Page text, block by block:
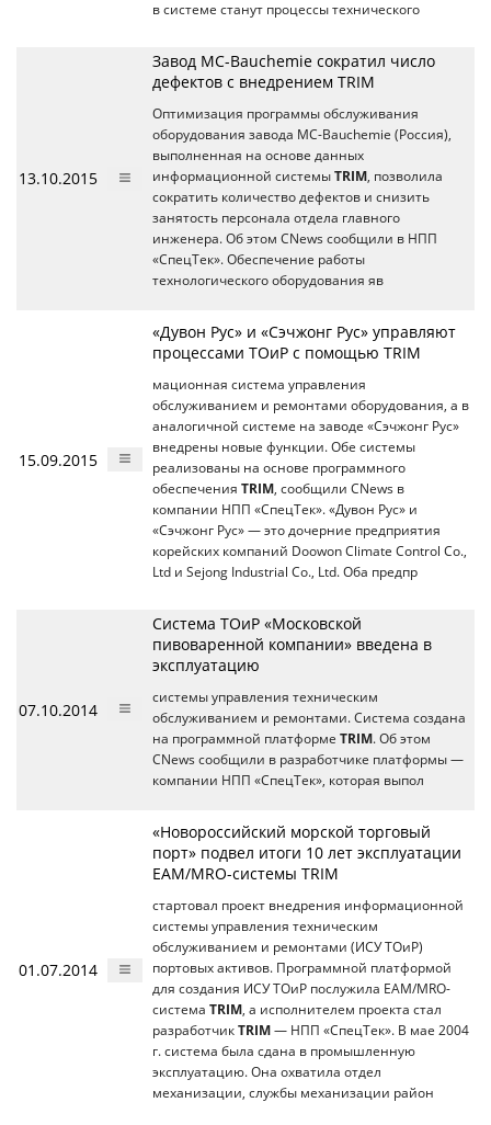
в системе станут процессы технического
13.10.2015
Завод MC-Bauchemie сократил число
дефектов с внедрением TRIM
Оптимизация программы обслуживания
оборудования завода MC-Bauchemie (Россия),
выполненная на основе данных
информационной системы TRIM, позволила
сократить количество дефектов и снизить
занятость персонала отдела главного
инженера. Об этом CNews сообщили в НПП
«СпецТек». Обеспечение работы
технологического оборудования яв
15.09.2015
«Дувон Рус» и «Сэчжонг Рус» управляют
процессами ТОиР с помощью TRIM
мационная система управления
обслуживанием и ремонтами оборудования, а в
аналогичной системе на заводе «Сэчжонг Рус»
внедрены новые функции. Обе системы
реализованы на основе программного
обеспечения TRIM, сообщили CNews в
компании НПП «СпецТек». «Дувон Рус» и
«Сэчжонг Рус» — это дочерние предприятия
корейских компаний Doowon Climate Control Co.,
Ltd и Sejong Industrial Co., Ltd. Оба предпр
07.10.2014
Система ТОиР «Московской
пивоваренной компании» введена в
эксплуатацию
системы управления техническим
обслуживанием и ремонтами. Система создана
на программной платформе TRIM. Об этом
CNews сообщили в разработчике платформы —
компании НПП «СпецТек», которая выпол
01.07.2014
«Новороссийский морской торговый
порт» подвел итоги 10 лет эксплуатации
EAM/MRO-системы TRIM
стартовал проект внедрения информационной
системы управления техническим
обслуживанием и ремонтами (ИСУ ТОиР)
портовых активов. Программной платформой
для создания ИСУ ТОиР послужила EAM/MRO-
система TRIM, а исполнителем проекта стал
разработчик TRIM — НПП «СпецТек». В мае 2004
г. система была сдана в промышленную
эксплуатацию. Она охватила отдел
механизации, службы механизации район